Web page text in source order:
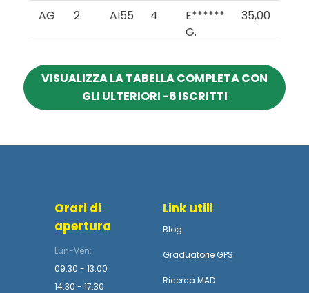
AG 2 AI55 4
E******
G.
35,00
VISUALIZZA LA TABELLA COMPLETA CON
GLI ULTERIORI -6 ISCRITTI
Orari di
apertura
Lun-Ven:
09:30 - 13:00
14:30 - 17:30
Link utili
Blog
Graduatorie GPS
Ricerca MAD